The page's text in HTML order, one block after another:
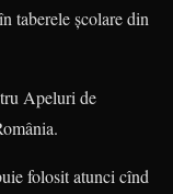
taberele şcolare din
Apeluri de
folosit atunci cînd